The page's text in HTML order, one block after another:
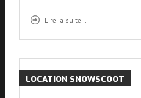
Lire la suite...
LOCATION SNOWSCOOT